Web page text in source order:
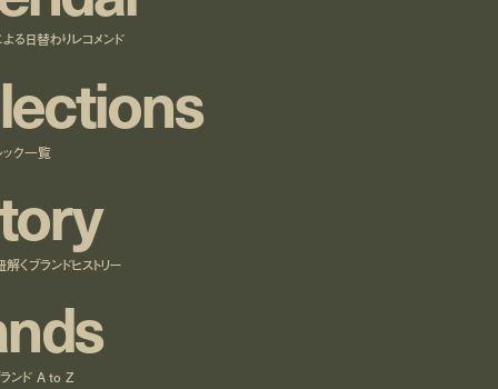
る日替わりレコメンド
ections
ック一覧
ory
くブランドヒストリー
nds
ランド A to Z